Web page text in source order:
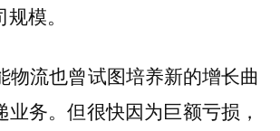
模。
物流也曾试图培养新的增长曲
业务。但很快因为巨额亏损，